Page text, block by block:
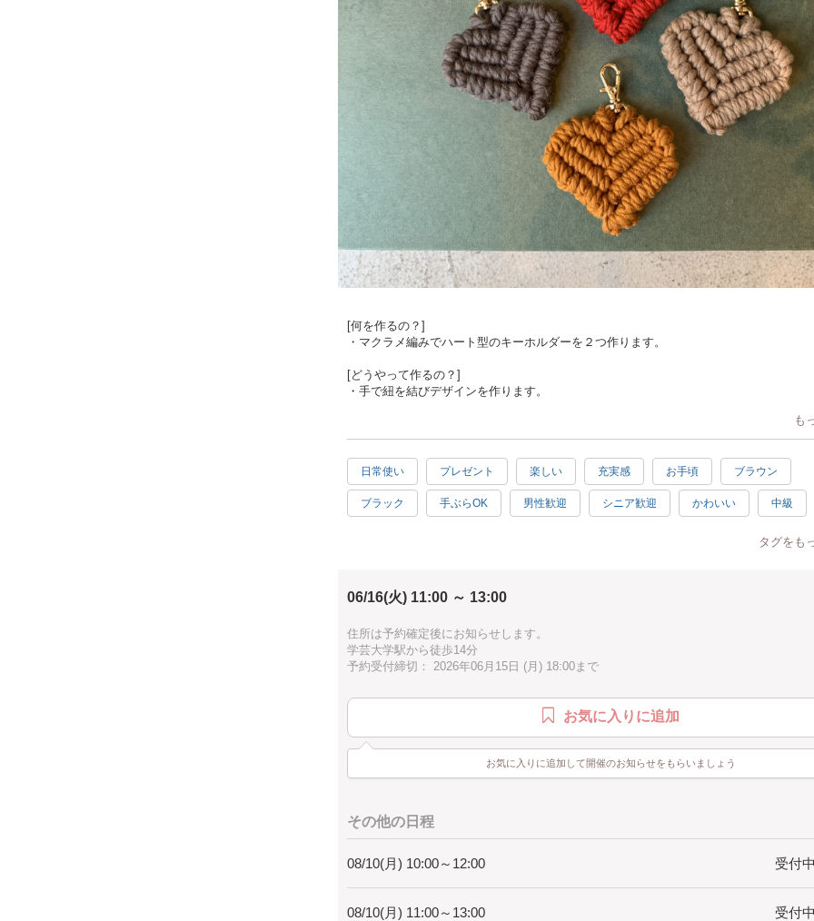
[何を作るの？]
・マクラメ編みでハート型のキーホルダーを２つ作ります。
[どうやって作るの？]
・手で紐を結びデザインを作ります。
[作品仕様]
・H.8.5 センチ W.7センチ
[オススメポイント]
・ロープの色が選べます。
・初心者の方でも大丈夫です。
・2時間にしていますが、個人差がありますので2時間以上かかることがあります。
時間に余裕をもってお越しください。
・マクラメ編みは手で紐を結びデザインを作り出すことの出来る技法です。
インテリア、アクセサリーと幅広く作れます。
一つ作ると次に何を作ろうかなと楽しくなります。
是非体験してみてください。
も
日常使い プレゼント 楽しい 充実感 お手頃 ブラウン
ブラック 手ぶらOK 男性歓迎 シニア歓迎 かわいい 中級
グレー
タグをも
06/16(火) 11:00 ～ 13:00
住所は予約確定後にお知らせします。
学芸大学駅から徒歩14分
予約受付締切： 2026年06月15日 (月) 18:00まで
お気に入りに追加
お気に入りに追加して開催のお知らせをもらいましょう
その他の日程
受付
08/10(月) 10:00～12:00
受付
08/10(月) 11:00～13:00